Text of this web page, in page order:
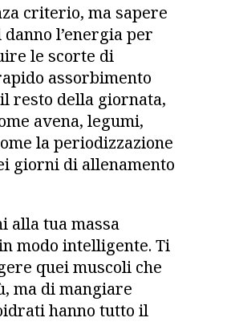
criterio, ma sapere
l’energia per
le scorte di
assorbimento
resto della giornata,
avena, legumi,
la periodizzazione
giorni di allenamento
alla tua massa
modo intelligente. Ti
quei muscoli che
ma di mangiare
hanno tutto il